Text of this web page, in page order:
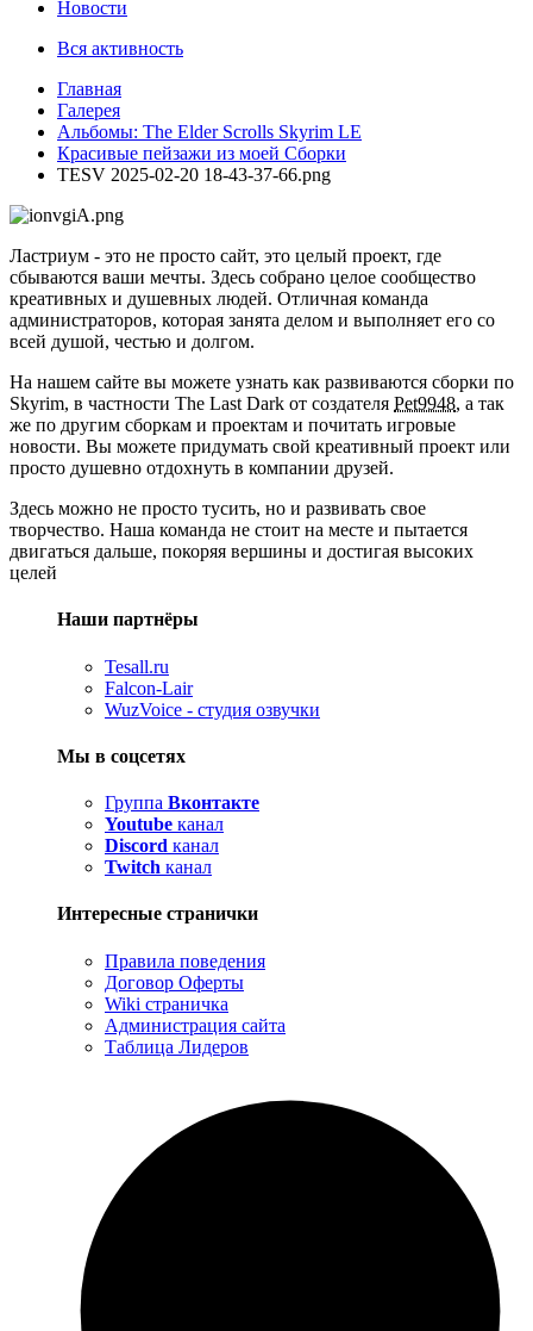
Новости
Вся активность
Главная
Галерея
Альбомы: The Elder Scrolls Skyrim LE
Красивые пейзажи из моей Сборки
TESV 2025-02-20 18-43-37-66.png
Ластриум - это не просто сайт, это целый проект, где
сбываются ваши мечты. Здесь собрано целое сообщество
креативных и душевных людей. Отличная команда
администраторов, которая занята делом и выполняет его со
всей душой, честью и долгом.
На нашем сайте вы можете узнать как развиваются сборки по
Skyrim, в частности The Last Dark от создателя Pet9948, а так
же по другим сборкам и проектам и почитать игровые
новости. Вы можете придумать свой креативный проект или
просто душевно отдохнуть в компании друзей.
Здесь можно не просто тусить, но и развивать свое
творчество. Наша команда не стоит на месте и пытается
двигаться дальше, покоряя вершины и достигая высоких
целей
Наши партнёры
Tesall.ru
Falcon-Lair
WuzVoice - студия озвучки
Мы в соцсетях
Группа Вконтакте
Youtube канал
Discord канал
Twitch канал
Интересные странички
Правила поведения
Договор Оферты
Wiki страничка
Администрация сайта
Таблица Лидеров